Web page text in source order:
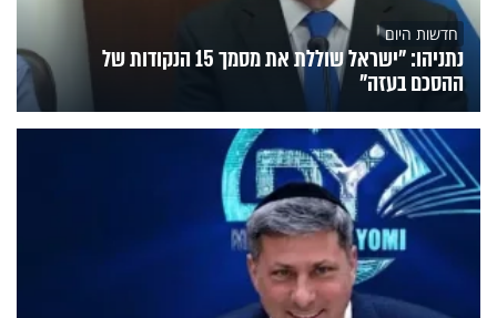
חדשות היום
נתניהו: "ישראל שוללת את מסמך 15 הנקודות של
ההסכם בעזה"